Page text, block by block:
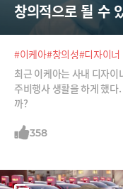
창의적으로 될 수
#이케아#창의성#디자이너
최근 이케아는 사내 디자
주비행사 생활을 하게 했
까?
358